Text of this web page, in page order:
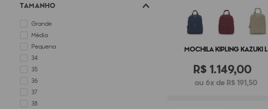
TAMANHO
Grande
Média
Pequena
34
35
36
37
38
MOCHILA KIPLING KAZUKI L
R$1.149,00
ou 6x de R$ 191,50